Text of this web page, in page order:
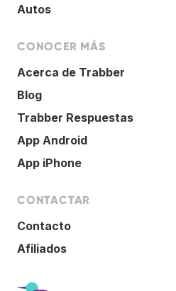
Autos
CONOCER MÁS
Acerca de Trabber
Blog
Trabber Respuestas
App Android
App iPhone
CONTACTAR
Contacto
Afiliados